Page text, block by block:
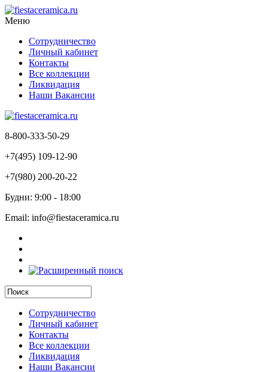
Меню
Сотрудничество
Личный кабинет
Контакты
Все коллекции
Ликвидация
Наши Вакансии
8-800-333-50-29
+7(495) 109-12-90
+7(980) 200-20-22
Будни: 9:00 - 18:00
Email: info@fiestaceramica.ru
Сотрудничество
Личный кабинет
Контакты
Все коллекции
Ликвидация
Наши Вакансии